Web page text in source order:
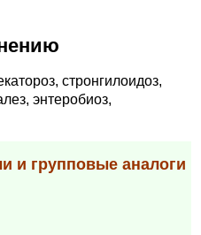
стронгилоидоз,
энтеробиоз,
и групповые аналоги